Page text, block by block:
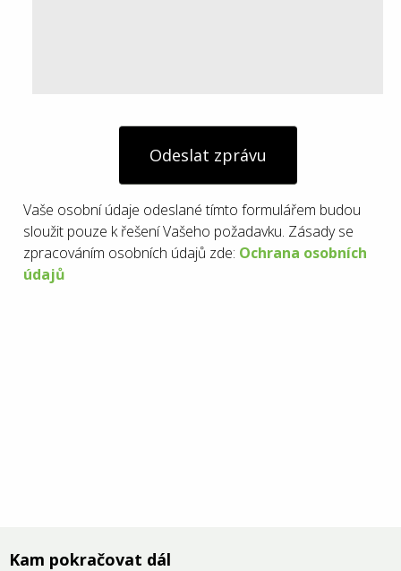
Odeslat zprávu
Vaše osobní údaje odeslané tímto formulářem budou
sloužit pouze k řešení Vašeho požadavku. Zásady se
zpracováním osobních údajů zde: Ochrana osobních
údajů
Kam pokračovat dál